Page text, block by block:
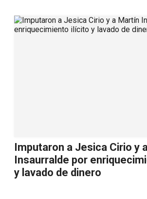
Imputaron a Jesica Cirio y
Insaurralde por
y lavado de dinero